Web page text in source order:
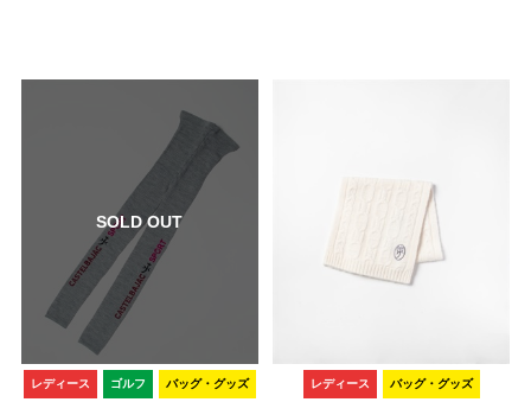
SOLD OUT
レディース ゴルフ バッグ・グッズ レディース バッグ・グッズ